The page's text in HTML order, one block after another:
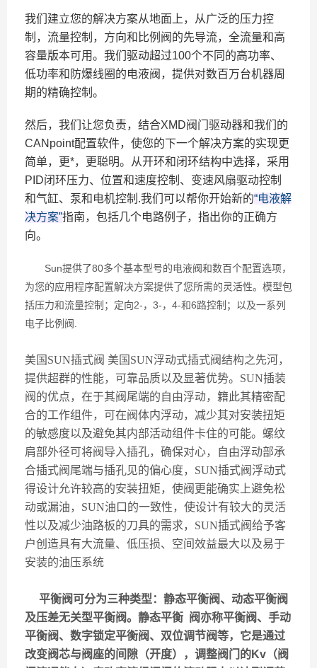
我们建立您的解决方案从地面上，从广泛的压力控
制，流量控制，方向和比例阀的先导流，全流量和高
容量版本可用。我们驱动超过100个不同的高功率、
低功率和防爆线圈的电液阀，提供对数百万台机器周
期的精确控制。
然后，我们让您负责，结合XMD阀门驱动器和我们的
CANpoint配置软件，使您的下一个解决方案的实现更
简单，更*，更聪明。从开环和闭环结构中选择，采用
PID闭环压力、位置和速度控制、变速风扇驱动控制
和气缸、泵和电机控制.我们可以帮你开始新的“电液解
决方案”指南，包括几个电路例子，指出你的正确方
向。
Sun提供了80多个基本型号的电液阀和数百个配置选项，
为您的应用程序配置解决方案提供了您所需的灵活性。模型包
括压力和流量控制；定向2-，3-，4-和6路控制；以及一系列
电子比例阀.
美国 SUN插式阀 美国 SUN浮动式插式阀结构之先河，
提供超群的性能，可靠品质以及显著优势。 SUN插装
阀的优点，在于其阀尾端的自由浮动，籍此其精密配
合的工作组件，可在阀体内浮动，减少其对安装扭矩
的敏感度以及避免其内部活动组件卡住的可能。螺纹
肩部外径可将阀导入插孔，确保对心，自由浮动部承
合插式阀尾端与插孔见的偏心度， SUN插式阀浮动式
得设计允许较高的安装扭矩，使阀更能确实上避免松
动或漏油， SUN油口的一致性，使设计有较大的灵活
性以及减少油路板的刀具的需求， SUN插式阀给予客
户创造具有大流量、低压损、空间效益最大以及易于
安装的油压系统
平衡阀可分为三种类型：静态平衡阀、动态平衡阀
及压差无关型平衡阀。静态平衡 阀亦称平衡阀、手动
平衡阀、数字锁定平衡阀、双位调节阀等，它是通过
改变阀芯与阀座的间隙（开度），调整阀门的Kv（阀